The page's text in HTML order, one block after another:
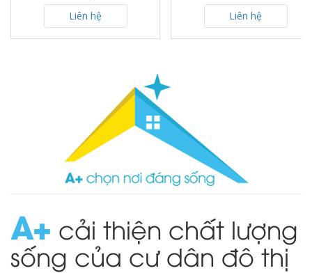
Liên hệ Liên hệ
A
cải thiện chất lượng
sống của cư dân đô thị